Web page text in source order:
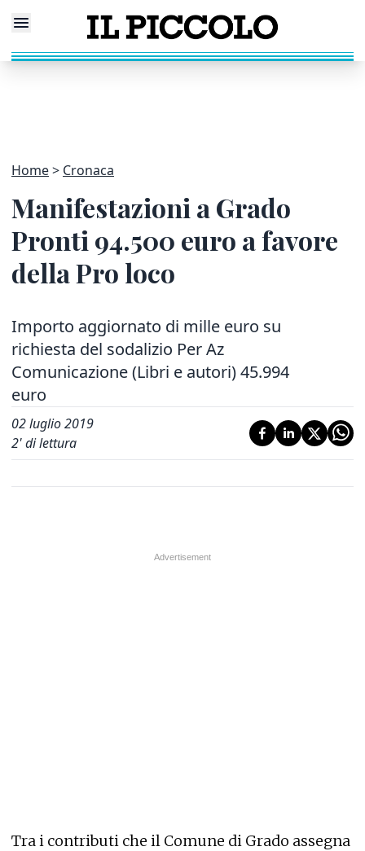
Home Cronaca
Manifestazioni a Grado
Pronti 94.500 euro a favore
della Pro loco
Importo aggiornato di mille euro su
richiesta del sodalizio Per Az
Comunicazione (Libri e autori) 45.994
euro
02 luglio 2019
2' di lettura
Tra i contributi che il Comune di Grado assegna